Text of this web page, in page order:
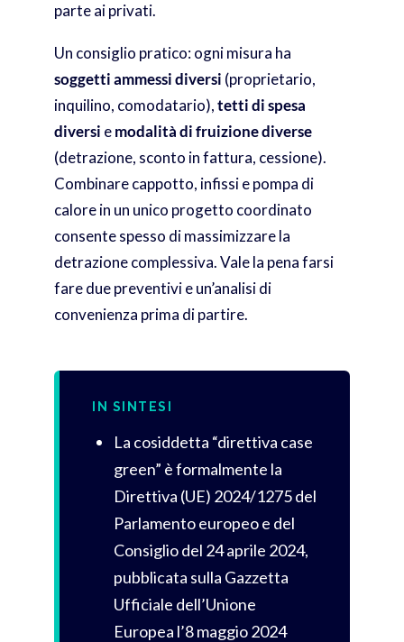
parte ai privati.
Un consiglio pratico: ogni misura ha
soggetti ammessi diversi (proprietario,
inquilino, comodatario),tetti di spesa
diversi emodalità di fruizione diverse
(detrazione, sconto in fattura, cessione).
Combinare cappotto, infissi e pompa di
calore in un unico progetto coordinato
consente spesso di massimizzare la
detrazione complessiva. Vale la pena farsi
fare due preventivi e un’analisi di
convenienza prima di partire.
IN SINTESI
La cosiddetta “direttiva case
green” è formalmente la
Direttiva (UE) 2024/1275 del
Parlamento europeo e del
Consiglio del 24 aprile 2024,
pubblicata sulla Gazzetta
Ufficiale dell’Unione
Europea l’8 maggio 2024